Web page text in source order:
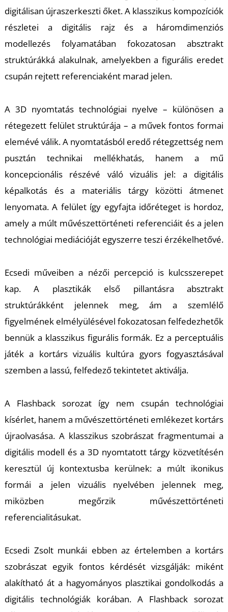
digitálisan újraszerkeszti őket. A klasszikus kompozíciók
részletei a digitális rajz és a háromdimenziós
modellezés folyamatában fokozatosan absztrakt
struktúrákká alakulnak, amelyekben a figurális eredet
csupán rejtett referenciaként marad jelen.
A 3D nyomtatás technológiai nyelve – különösen a
rétegezett felület struktúrája – a művek fontos formai
elemévé válik. A nyomtatásból eredő rétegzettség nem
pusztán technikai mellékhatás, hanem a mű
koncepcionális részévé váló vizuális jel: a digitális
képalkotás és a materiális tárgy közötti átmenet
lenyomata. A felület így egyfajta időréteget is hordoz,
amely a múlt művészettörténeti referenciáit és a jelen
technológiai mediációját egyszerre teszi érzékelhetővé.
Ecsedi műveiben a nézői percepció is kulcsszerepet
kap. A plasztikák első pillantásra absztrakt
struktúrákként jelennek meg, ám a szemlélő
figyelmének elmélyülésével fokozatosan felfedezhetők
bennük a klasszikus figurális formák. Ez a perceptuális
játék a kortárs vizuális kultúra gyors fogyasztásával
szemben a lassú, felfedező tekintetet aktiválja.
A Flashbacksorozat így nem csupán technológiai
kísérlet, hanem a művészettörténeti emlékezet kortárs
újraolvasása. A klasszikus szobrászat fragmentumai a
digitális modell és a 3D nyomtatott tárgy közvetítésén
keresztül új kontextusba kerülnek: a múlt ikonikus
formái a jelen vizuális nyelvében jelennek meg,
miközben megőrzik művészettörténeti
referencialitásukat.
Ecsedi Zsolt munkái ebben az értelemben a kortárs
szobrászat egyik fontos kérdését vizsgálják: miként
alakítható át a hagyományos plasztikai gondolkodás a
digitális technológiák korában. A Flashback sorozat